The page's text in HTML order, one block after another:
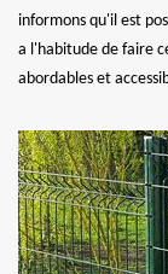
informons qu'il est
a l'habitude de faire
abordables et